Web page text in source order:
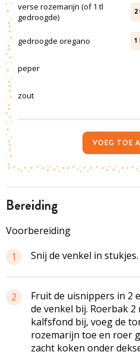
bereiding
Voorbereiding
1
Snij de venkel in stukjes.
2
Fruit de uisnippers in 2
de venkel bij. Roerbak
kalfsfond bij, voeg de
rozemarijn toe en roer
zacht koken onder
verse rozemarijn (of 1 tl
gedroogde)
2
gedroogde oregano 1
peper
zout
VOEG TOE